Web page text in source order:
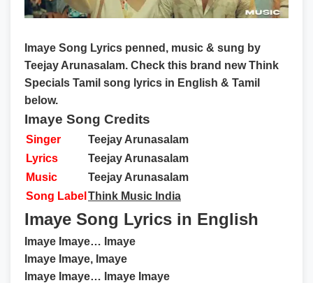
Imaye Song Lyrics penned, music & sung by
Teejay Arunasalam. Check this brand new Think
Specials Tamil song lyrics in English & Tamil
below.
Imaye Song Credits
Singer
Teejay Arunasalam
Lyrics
Teejay Arunasalam
Music
Teejay Arunasalam
Song Label Think Music India
Imaye Song Lyrics in English
Imaye Imaye… Imaye
Imaye Imaye, Imaye
Imaye Imaye… Imaye Imaye